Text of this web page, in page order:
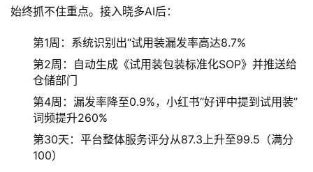
始终抓不住重点。接入晓多AI后：
第1周：系统识别出“试用装漏发率高达8.7%
第2周：自动生成《试用装包装标准化SOP》并推送给
仓储部门
第4周：漏发率降至0.9%，小红书“好评中提到试用装”
词频提升260%
第30天：平台整体服务评分从87.3上升至99.5（满分
100）